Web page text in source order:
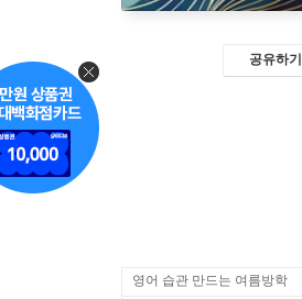
공유하기
영어 습관 만드는 여름방학